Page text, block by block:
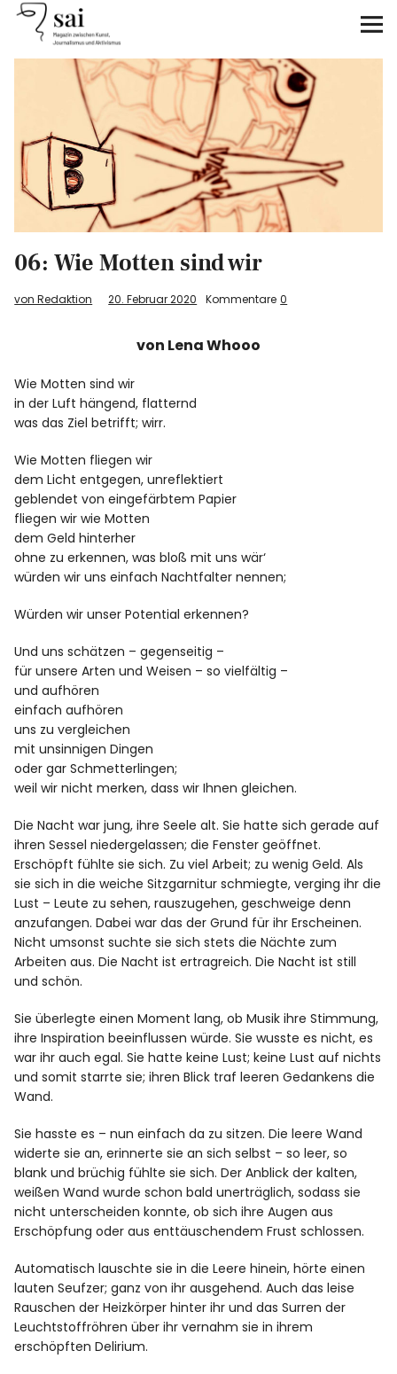
sai
Unterstützen
Klimagerechtigkeit
Antirassismus
Feminismen
Kunst&Literatur
Info
06: Wie Motten sind wir
von Redaktion 20. Februar 2020 Kommentare 0
von Lena Whooo
Wie Motten sind wir
in der Luft hängend, flatternd
was das Ziel betrifft; wirr.
Wie Motten fliegen wir
dem Licht entgegen, unreflektiert
geblendet von eingefärbtem Papier
fliegen wir wie Motten
dem Geld hinterher
ohne zu erkennen, was bloß mit uns wär‘
würden wir uns einfach Nachtfalter nennen;
Würden wir unser Potential erkennen?
Und uns schätzen – gegenseitig –
für unsere Arten und Weisen – so vielfältig –
und aufhören
einfach aufhören
uns zu vergleichen
mit unsinnigen Dingen
oder gar Schmetterlingen;
weil wir nicht merken, dass wir Ihnen gleichen.
Die Nacht war jung, ihre Seele alt. Sie hatte sich gerade auf
ihren Sessel niedergelassen; die Fenster geöffnet.
Erschöpft fühlte sie sich. Zu viel Arbeit; zu wenig Geld. Als
sie sich in die weiche Sitzgarnitur schmiegte, verging ihr die
Lust – Leute zu sehen, rauszugehen, geschweige denn
anzufangen. Dabei war das der Grund für ihr Erscheinen.
Nicht umsonst suchte sie sich stets die Nächte zum
Arbeiten aus. Die Nacht ist ertragreich. Die Nacht ist still
und schön.
Sie überlegte einen Moment lang, ob Musik ihre Stimmung,
ihre Inspiration beeinflussen würde. Sie wusste es nicht, es
war ihr auch egal. Sie hatte keine Lust; keine Lust auf nichts
und somit starrte sie; ihren Blick traf leeren Gedankens die
Wand.
Sie hasste es – nun einfach da zu sitzen. Die leere Wand
widerte sie an, erinnerte sie an sich selbst – so leer, so
blank und brüchig fühlte sie sich. Der Anblick der kalten,
weißen Wand wurde schon bald unerträglich, sodass sie
nicht unterscheiden konnte, ob sich ihre Augen aus
Erschöpfung oder aus enttäuschendem Frust schlossen.
Automatisch lauschte sie in die Leere hinein, hörte einen
lauten Seufzer; ganz von ihr ausgehend. Auch das leise
Rauschen der Heizkörper hinter ihr und das Surren der
Leuchtstoffröhren über ihr vernahm sie in ihrem
erschöpften Delirium.